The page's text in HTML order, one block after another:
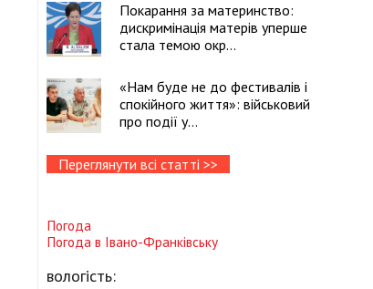
Покарання за материнство:
дискримінація матерів уперше
стала темою окр...
«Нам буде не до фестивалів і
спокійного життя»: військовий
про події у...
Переглянути всі статті >>
Погода
Погода в Івано-Франківську
вологість: